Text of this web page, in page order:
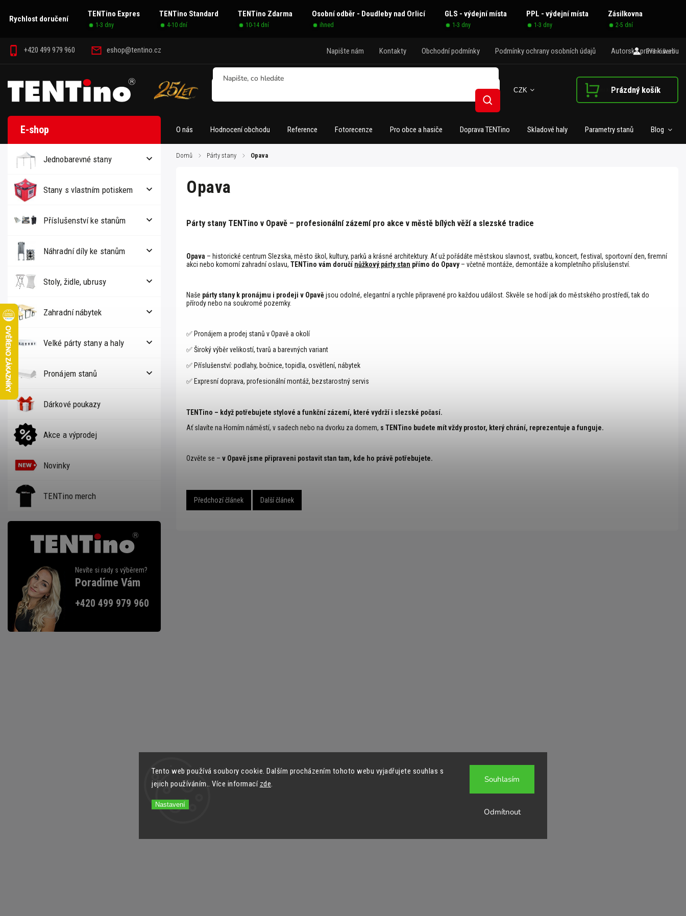
Tento web používá soubory cookie. Dalším procházením tohoto webu vyjadřujete souhlas s
jejich používáním.. Více informací zde.
Nastavení
Odmítnout
Souhlasím
Rychlost doručení
TENTino Expres TENTino Standard TENTino Zdarma Osobní odběr - Doudleby nad Orlicí GLS - výdejní místa PPL - výdejní místa Zásilkovna
1-3 dny 4-10 dní 10-14 dní ihned 1-3 dny 1-3 dny 2-5 dní
+420 499 979 960 eshop@tentino.cz Napište nám Kontakty Obchodní podmínky Podmínky ochrany osobních údajů Autorská práva k webu
CZK
Přihlášení
Hledat
Nákupní košíkPrázdný košík
O nás Hodnocení obchodu Reference Fotorecenze Pro obce a hasiče Doprava TENTino Skladové haly Parametry stanů Blog
Domů / Párty stany / Opava
Jednobarevné stany
Stany s vlastním potiskem
Příslušenství ke stanům
Náhradní díly ke stanům
Stoly, židle, ubrusy
Zahradní nábytek
Velké párty stany a haly
Pronájem stanů
Dárkové poukazy
Akce a výprodej
Novinky
TENTino merch
Nevíte si rady s výběrem?
Poradíme Vám
+420 499 979 960
Opava
Párty stany TENTino v Opavě – profesionální zázemí pro akce v městě bílých věží a slezské tradice
Opava – historické centrum Slezska, město škol, kultury, parků a krásné architektury. Ať už pořádáte městskou slavnost, svatbu, koncert, festival, sportovní den, firemní
akci nebo komorní zahradní oslavu, TENTino vám doručínůžkový párty stan přímo do Opavy– včetně montáže, demontáže a kompletního příslušenství.
Naše párty stany k pronájmu i prodeji v Opavějsou odolné, elegantní a rychle připravené pro každou událost. Skvěle se hodí jak do městského prostředí, tak do
přírody nebo na soukromé pozemky.
✅ Pronájem a prodej stanů v Opavě a okolí
✅ Široký výběr velikostí, tvarů a barevných variant
✅ Příslušenství: podlahy, bočnice, topidla, osvětlení, nábytek
✅ Expresní doprava, profesionální montáž, bezstarostný servis
TENTino – když potřebujete stylové a funkční zázemí, které vydrží i slezské počasí.
Ať slavíte na Horním náměstí, v sadech nebo na dvorku za domem, s TENTino budete mít vždy prostor, který chrání, reprezentuje a funguje.
Ozvěte se – v Opavě jsme připraveni postavit stan tam, kde ho právě potřebujete.
Předchozí článek Další článek